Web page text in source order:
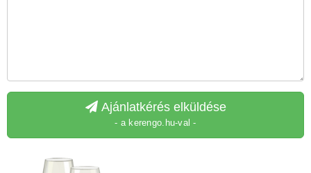
Ajánlatkérés elküldése
- a kerengo.hu-val -